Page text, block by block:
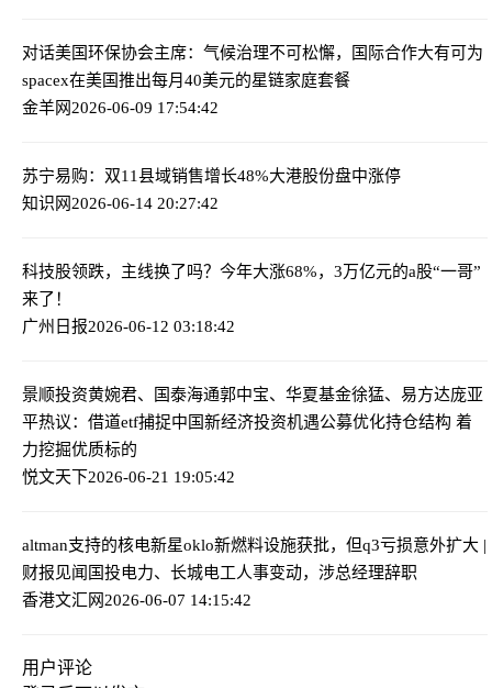
对话美国环保协会主席：气候治理不可松懈，国际合作大有可为
spacex在美国推出每月40美元的星链家庭套餐
金羊网2026-06-09 17:54:42
苏宁易购：双11县域销售增长48%大港股份盘中涨停
知识网2026-06-14 20:27:42
科技股领跌，主线换了吗？ 今年大涨68%，3万亿元的a股“一哥”
来了！
广州日报2026-06-12 03:18:42
景顺投资黄婉君、国泰海通郭中宝、华夏基金徐猛、易方达庞亚
平热议：借道etf捕捉中国新经济投资机遇公募优化持仓结构 着
力挖掘优质标的
悦文天下2026-06-21 19:05:42
altman支持的核电新星oklo新燃料设施获批，但q3亏损意外扩大 |
财报见闻 国投电力、长城电工人事变动，涉总经理辞职
香港文汇网2026-06-07 14:15:42
用户评论